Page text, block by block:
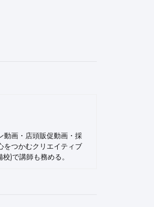
動画・店頭販促動画・採
をつかむクリエイティブ
)で講師も務める。